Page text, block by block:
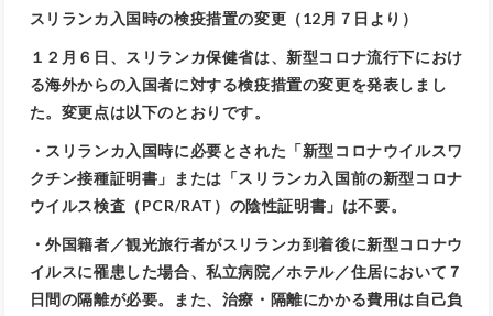
スリランカ入国時の検疫措置の変更（12月７日より）
１２月６日、スリランカ保健省は、新型コロナ流行下におけ
る海外からの入国者に対する検疫措置の変更を発表しまし
た。変更点は以下のとおりです。
・スリランカ入国時に必要とされた「新型コロナウイルスワ
クチン接種証明書」または「スリランカ入国前の新型コロナ
ウイルス検査（PCR/RAT）の陰性証明書」は不要。
・外国籍者／観光旅行者がスリランカ到着後に新型コロナウ
イルスに罹患した場合、私立病院／ホテル／住居において７
日間の隔離が必要。また、治療・隔離にかかる費用は自己負